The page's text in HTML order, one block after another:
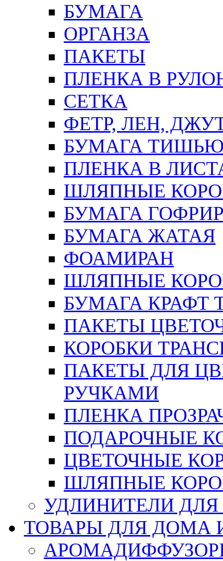
БУМАГА
ОРГАНЗА
ПАКЕТЫ
ПЛЕНКА В
СЕТКА
ФЕТР, ЛЕН,
БУМАГА
ПЛЕНКА В
ШЛЯПНЫЕ
БУМАГА
БУМАГА ЖАТАЯ
ФОАМИРАН
ШЛЯПНЫЕ
БУМАГА КРАФТ
ПАКЕТЫ
КОРОБКИ
ПАКЕТЫ ДЛЯ
РУЧКАМИ
ПЛЕНКА
ПОДАРОЧНЫЕ
ЦВЕТОЧНЫЕ
ШЛЯПНЫЕ
УДЛИНИТЕЛИ
ТОВАРЫ ДЛЯ ДОМА